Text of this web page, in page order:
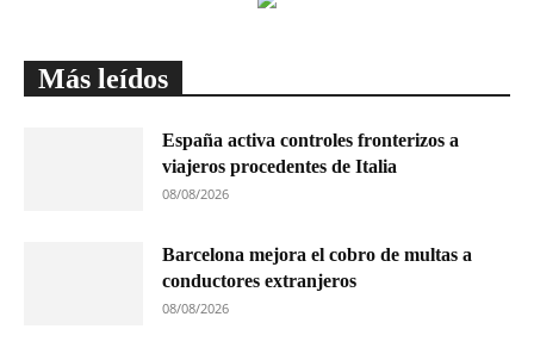
Más leídos
España activa controles fronterizos a
viajeros procedentes de Italia
08/08/2026
Barcelona mejora el cobro de multas a
conductores extranjeros
08/08/2026